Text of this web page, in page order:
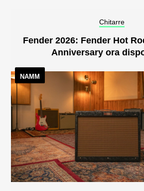
Chitarre
Fender 2026: Fender Hot
Anniversary ora
NAMM